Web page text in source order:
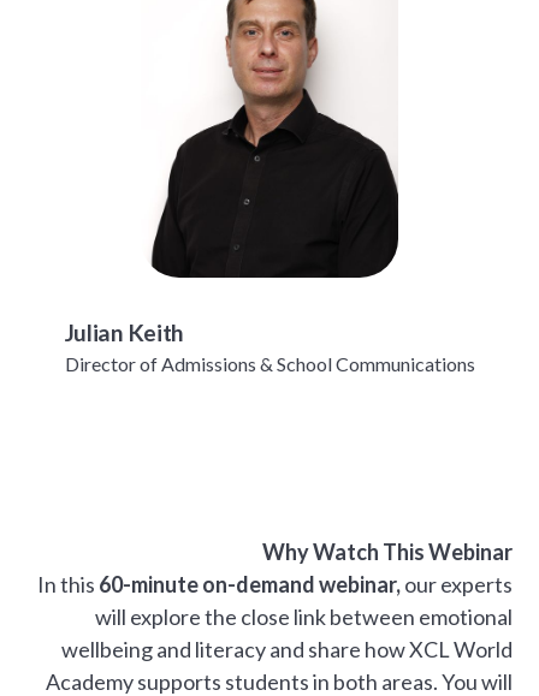
Julian Keith
Director of Admissions & School Communications
Why Watch This Webinar
In this 60-minute on-demand webinar,our experts
will explore the close link between emotional
wellbeing and literacy and share how XCL World
Academy supports students in both areas. You will